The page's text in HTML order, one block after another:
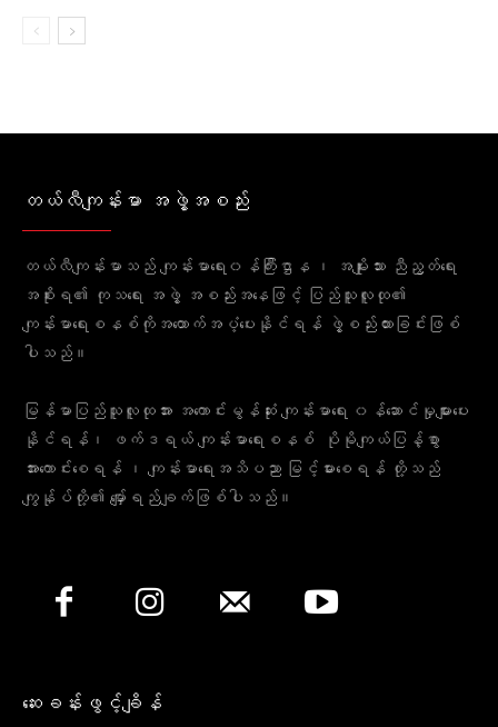
တယ်လီကျန်းမာ အဖွဲ့အစည်း
တယ်လီကျန်းမာသည် ကျန်းမာရေး၀န်ကြီးဌာန ၊ အမျိုးသား ညီညွတ်ရေး
အစိုးရ၏ ကုသရေး အဖွဲ့ အစည်းအနေဖြင့် ပြည်သူလူထု၏
ကျန်းမာရေးစနစ်ကိုအထောက်အပံ့ပေးနိုင်ရန် ဖွဲ့စည်းထားခြင်းဖြစ်
ပါသည်။
မြန်မာပြည်သူလူထုအား အကောင်းမွန်ဆုံး ကျန်းမာရေး ၀န်ဆောင်မှုများပေး
နိုင်ရန်၊ ဖက်ဒရယ် ကျန်းမာရေးစနစ် ပိုမိုကျယ်ပြန့်စွာ
အားကောင်းစေရန် ၊ ကျန်းမာရေးအသိပညာ မြင့်မားစေရန် တို့သည်
ကျွန်ုပ်တို့၏ မျှော်ရည်ချက်ဖြစ်ပါသည်။
ဆေးခန်းဖွင့်ချိန်